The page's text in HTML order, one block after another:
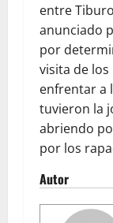
entre
anunciado
por
visita de los
enfrentar a
tuvieron la
abriendo
por los
Autor